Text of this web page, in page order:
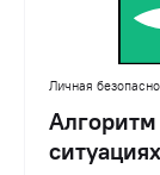
Личная
ситуациях